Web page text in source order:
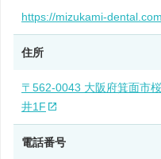
https://mizukami-
住所
〒562-0043 大阪府箕面市
井1F
電話番号